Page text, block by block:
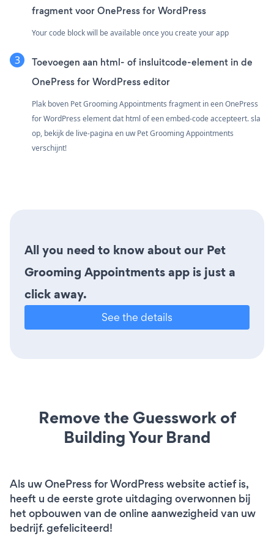
fragment voor OnePress for WordPress
Your code block will be available once you create your app
Toevoegen aan html- of insluitcode-element in de
OnePress for WordPress editor
Plak boven Pet Grooming Appointments fragment in een OnePress
for WordPress element dat html of een embed-code accepteert. sla
op, bekijk de live-pagina en uw Pet Grooming Appointments
verschijnt!
All you need to know about our Pet
Grooming Appointments app is just a
click away.
See the details
Remove the Guesswork of
Building Your Brand
Als uw OnePress for WordPress website actief is,
heeft u de eerste grote uitdaging overwonnen bij
het opbouwen van de online aanwezigheid van uw
bedrijf. gefeliciteerd!